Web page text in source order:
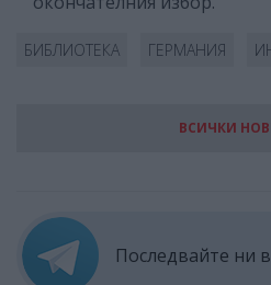
БИБЛИОТЕКА ГЕРМАНИЯ
ВСИЧКИ
Последвайте ни в